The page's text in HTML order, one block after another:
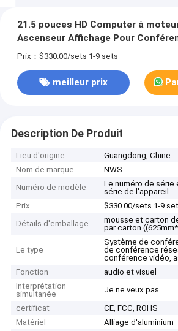
21.5 pouces HD Computer à
Ascenseur Affichage Pour
Prix：$330.00/sets 1-9 sets
meilleur prix
Description De Produit
Lieu d'origine
Guangdong, Chine
Nom de marque
NWS
Numéro de modèle
Le numéro de série
série de l'appareil.
Prix
$330.00/sets 1-9
Détails d'emballage
mousse et carton
par carton
Le type
Système de
de conférence
conférence vidéo,
Fonction
audio et visuel
Interprétation
simultanée
Je ne veux pas.
certificat
CE, FCC, ROHS
Matériel
Alliage d'aluminium